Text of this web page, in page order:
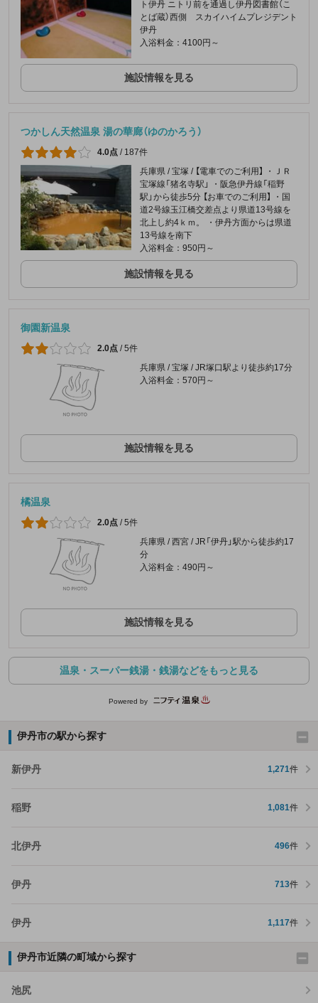
ト伊丹 ニトリ前を通過し伊丹図書館（こ
とば蔵）西側 スカイハイムプレジデント
伊丹
入浴料金：4100円～
施設情報を見る
つかしん天然温泉 湯の華廊（ゆのかろう）
4.0点 / 187件
兵庫県 / 宝塚 / 【電車でのご利用】 ・ＪＲ
宝塚線「猪名寺駅」 ・阪急伊丹線「稲野
駅」から徒歩5分 【お車でのご利用】 ・国
道2号線玉江橋交差点より県道13号線を
北上し約4ｋｍ。 ・伊丹方面からは県道
13号線を南下
入浴料金：950円～
施設情報を見る
御園新温泉
2.0点 /5件
兵庫県 / 宝塚 / JR塚口駅より徒歩約17分
入浴料金：570円～
施設情報を見る
橘温泉
2.0点 /5件
兵庫県 / 西宮 / JR「伊丹」駅から徒歩約17
分
入浴料金：490円～
施設情報を見る
温泉・スーパー銭湯・銭湯などをもっと見る
Powered by
伊丹市の駅から探す
新伊丹 1,271件
稲野 1,081件
北伊丹 496件
伊丹 713件
伊丹 1,117件
伊丹市近隣の町域から探す
池尻